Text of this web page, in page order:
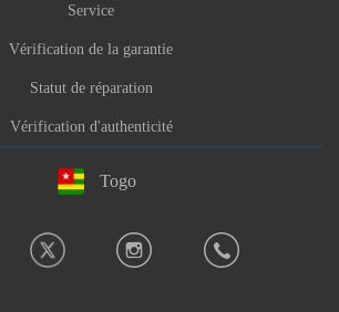
Service
Vérification de la garantie
Statut de réparation
Vérification d'authenticité
Togo